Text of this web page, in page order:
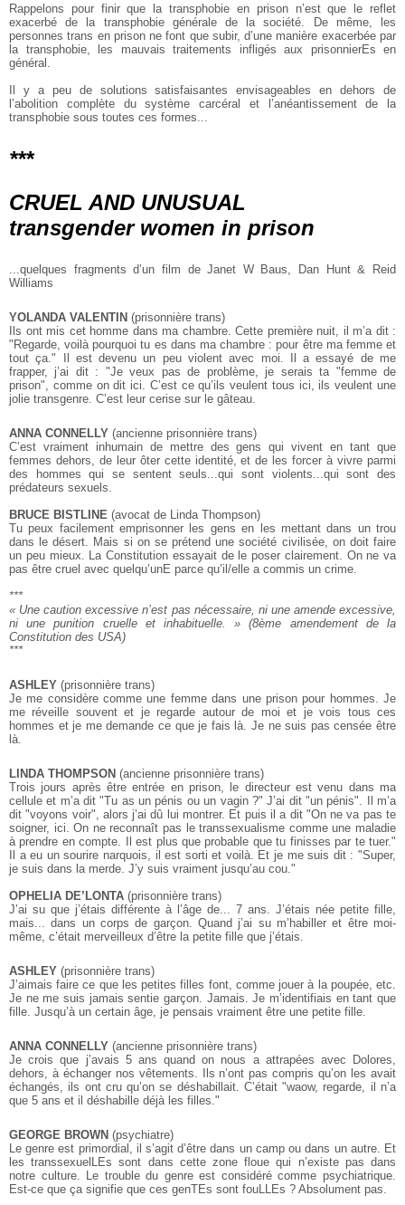
Rappelons pour finir que la transphobie en prison n’est que le reflet
exacerbé de la transphobie générale de la société. De même, les
personnes trans en prison ne font que subir, d’une manière exacerbée par
la transphobie, les mauvais traitements infligés aux prisonnierEs en
général.
Il y a peu de solutions satisfaisantes envisageables en dehors de
l’abolition complète du système carcéral et l’anéantissement de la
transphobie sous toutes ces formes...
***
CRUEL AND UNUSUAL
transgender women in prison
...quelques fragments d’un film de Janet W Baus, Dan Hunt & Reid
Williams
YOLANDA VALENTIN (prisonnière trans)
Ils ont mis cet homme dans ma chambre. Cette première nuit, il m’a dit :
"Regarde, voilà pourquoi tu es dans ma chambre : pour être ma femme et
tout ça." Il est devenu un peu violent avec moi. Il a essayé de me
frapper, j’ai dit : "Je veux pas de problème, je serais ta "femme de
prison", comme on dit ici. C’est ce qu’ils veulent tous ici, ils veulent une
jolie transgenre. C’est leur cerise sur le gâteau.
ANNA CONNELLY (ancienne prisonnière trans)
C’est vraiment inhumain de mettre des gens qui vivent en tant que
femmes dehors, de leur ôter cette identité, et de les forcer à vivre parmi
des hommes qui se sentent seuls...qui sont violents...qui sont des
prédateurs sexuels.
BRUCE BISTLINE (avocat de Linda Thompson)
Tu peux facilement emprisonner les gens en les mettant dans un trou
dans le désert. Mais si on se prétend une société civilisée, on doit faire
un peu mieux. La Constitution essayait de le poser clairement. On ne va
pas être cruel avec quelqu’unE parce qu’il/elle a commis un crime.
***
« Une caution excessive n’est pas nécessaire, ni une amende excessive,
ni une punition cruelle et inhabituelle. »(8ème amendement de la
Constitution des USA)
***
ASHLEY (prisonnière trans)
Je me considère comme une femme dans une prison pour hommes. Je
me réveille souvent et je regarde autour de moi et je vois tous ces
hommes et je me demande ce que je fais là. Je ne suis pas censée être
là.
LINDA THOMPSON (ancienne prisonnière trans)
Trois jours après être entrée en prison, le directeur est venu dans ma
cellule et m’a dit "Tu as un pénis ou un vagin ?" J’ai dit "un pénis". Il m’a
dit "voyons voir", alors j’ai dû lui montrer. Et puis il a dit "On ne va pas te
soigner, ici. On ne reconnaît pas le transsexualisme comme une maladie
à prendre en compte. Il est plus que probable que tu finisses par te tuer."
Il a eu un sourire narquois, il est sorti et voilà. Et je me suis dit : "Super,
je suis dans la merde. J’y suis vraiment jusqu’au cou."
OPHELIA DE’LONTA (prisonnière trans)
J’ai su que j’étais différente à l’âge de... 7 ans. J’étais née petite fille,
mais... dans un corps de garçon. Quand j’ai su m’habiller et être moi-
même, c’était merveilleux d’être la petite fille que j’étais.
ASHLEY (prisonnière trans)
J’aimais faire ce que les petites filles font, comme jouer à la poupée, etc.
Je ne me suis jamais sentie garçon. Jamais. Je m’identifiais en tant que
fille. Jusqu’à un certain âge, je pensais vraiment être une petite fille.
ANNA CONNELLY (ancienne prisonnière trans)
Je crois que j’avais 5 ans quand on nous a attrapées avec Dolores,
dehors, à échanger nos vêtements. Ils n’ont pas compris qu’on les avait
échangés, ils ont cru qu’on se déshabillait. C’était "waow, regarde, il n’a
que 5 ans et il déshabille déjà les filles."
GEORGE BROWN (psychiatre)
Le genre est primordial, il s’agit d’être dans un camp ou dans un autre. Et
les transsexuelLEs sont dans cette zone floue qui n’existe pas dans
notre culture. Le trouble du genre est considéré comme psychiatrique.
Est-ce que ça signifie que ces genTEs sont fouLLEs ? Absolument pas.